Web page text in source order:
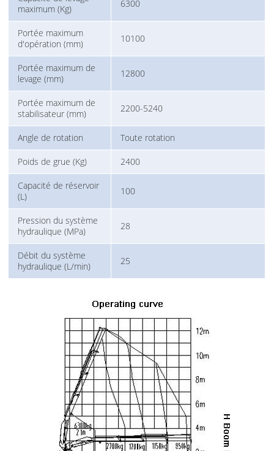
maximum (Kg)
6300
Portée maximum
d'opération (mm)
10100
Portée maximum de
levage (mm)
12800
Portée maximum de
stabilisateur (mm)
2200-5240
Angle de rotation Toute rotation
Poids de grue (Kg) 2400
Capacité de réservoir
(L)
100
Pression du système
hydraulique (MPa)
28
Débit du système
hydraulique (L/min)
25